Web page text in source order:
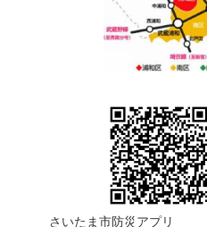
さいたま市防災アプリ